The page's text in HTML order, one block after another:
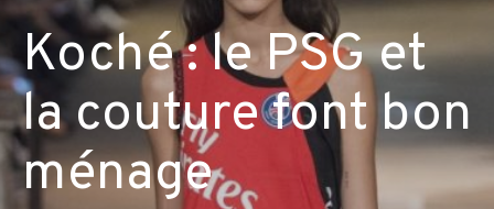
Koché : le PSG et
la couture font bon
ménage